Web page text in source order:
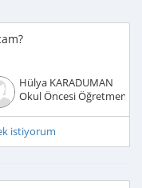
Hülya KARADUMAN
Okul Öncesi Öğretmeni
istiyorum